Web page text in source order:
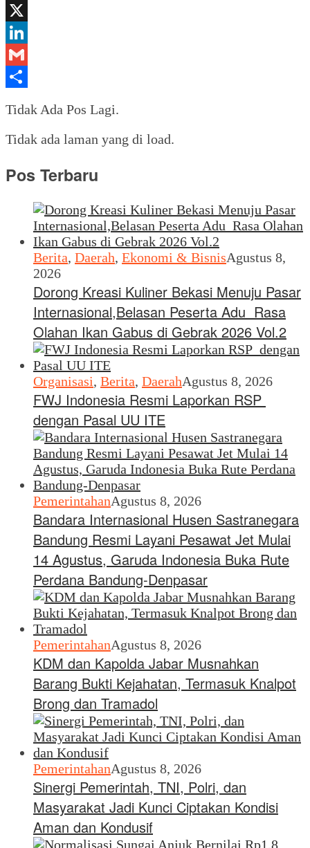
Yahoo
Mail
X
LinkedIn
Gmail
Tidak Ada Pos Lagi.
Tidak ada laman yang di load.
Pos Terbaru
Berita, Daerah, Ekonomi & BisnisAgustus 8,
2026
Dorong Kreasi Kuliner Bekasi Menuju Pasar
Internasional,Belasan Peserta Adu Rasa
Olahan Ikan Gabus di Gebrak 2026 Vol.2
Organisasi, Berita, DaerahAgustus 8, 2026
FWJ Indonesia Resmi Laporkan RSP
dengan Pasal UU ITE
PemerintahanAgustus 8, 2026
Bandara Internasional Husen Sastranegara
Bandung Resmi Layani Pesawat Jet Mulai
14 Agustus, Garuda Indonesia Buka Rute
Perdana Bandung-Denpasar
PemerintahanAgustus 8, 2026
KDM dan Kapolda Jabar Musnahkan
Barang Bukti Kejahatan, Termasuk Knalpot
Brong dan Tramadol
PemerintahanAgustus 8, 2026
Sinergi Pemerintah, TNI, Polri, dan
Masyarakat Jadi Kunci Ciptakan Kondisi
Aman dan Kondusif